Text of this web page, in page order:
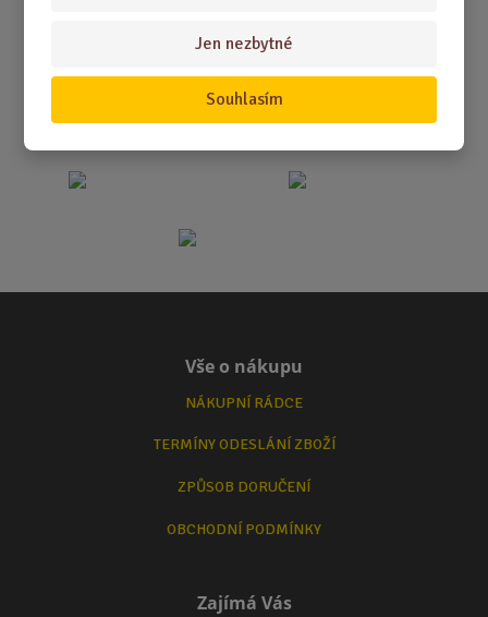
Jen nezbytné
Souhlasím
Vše o nákupu
NÁKUPNÍ RÁDCE
TERMÍNY ODESLÁNÍ ZBOŽÍ
ZPŮSOB DORUČENÍ
OBCHODNÍ PODMÍNKY
Zajímá Vás